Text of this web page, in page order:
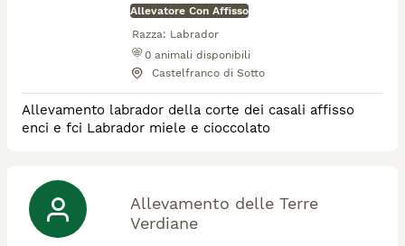
Allevatore Con Affisso
Razza: Labrador
0 animali disponibili
Castelfranco di Sotto
Allevamento labrador della corte dei casali affisso
enci e fci Labrador miele e cioccolato
Allevamento delle Terre
Verdiane